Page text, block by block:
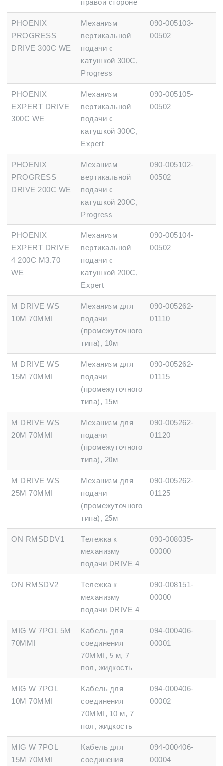
правой стороне
PHOENIX
PROGRESS
DRIVE 300C WE
Механизм
вертикальной
подачи с
катушкой 300C,
Progress
090-005103-
00502
PHOENIX
EXPERT DRIVE
300C WE
Механизм
вертикальной
подачи с
катушкой 300C,
Expert
090-005105-
00502
PHOENIX
PROGRESS
DRIVE 200C WE
Механизм
вертикальной
подачи с
катушкой 200C,
Progress
090-005102-
00502
PHOENIX
EXPERT DRIVE
4 200С M3.70
WE
Механизм
вертикальной
подачи с
катушкой 200C,
Expert
090-005104-
00502
M DRIVE WS
10М 70MMІ
Механизм для
подачи
(промежуточного
типа), 10м
090-005262-
01110
M DRIVE WS
15М 70MMІ
Механизм для
подачи
(промежуточного
типа), 15м
090-005262-
01115
M DRIVE WS
20М 70MMІ
Механизм для
подачи
(промежуточного
типа), 20м
090-005262-
01120
M DRIVE WS
25М 70MMІ
Механизм для
подачи
(промежуточного
типа), 25м
090-005262-
01125
ON RMSDDV1
Тележка к
механизму
подачи DRIVE 4
090-008035-
00000
ON RMSDV2
Тележка к
механизму
подачи DRIVE 4
090-008151-
00000
MIG W 7POL 5M
70MMІ
Кабель для
соединения
70MMІ, 5 м, 7
пол, жидкость
094-000406-
00001
MIG W 7POL
10M 70MMІ
Кабель для
соединения
70MMІ, 10 м, 7
пол, жидкость
094-000406-
00002
MIG W 7POL
15M 70MMІ
Кабель для
соединения
094-000406-
00004